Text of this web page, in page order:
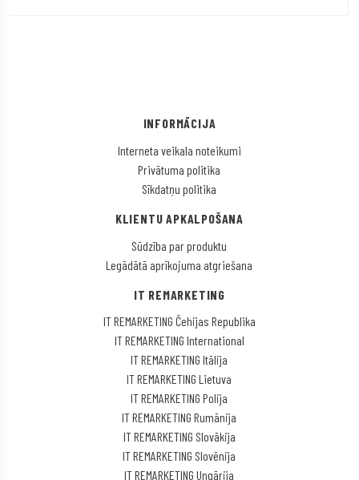
INFORMĀCIJA
Interneta veikala noteikumi
Privātuma politika
Sīkdatņu politika
KLIENTU APKALPOŠANA
Sūdzība par produktu
Legādātā aprīkojuma atgriešana
IT REMARKETING
IT REMARKETING Čehijas Republika
IT REMARKETING International
IT REMARKETING Itālija
IT REMARKETING Lietuva
IT REMARKETING Polija
IT REMARKETING Rumānija
IT REMARKETING Slovākija
IT REMARKETING Slovēnija
IT REMARKETING Ungārija